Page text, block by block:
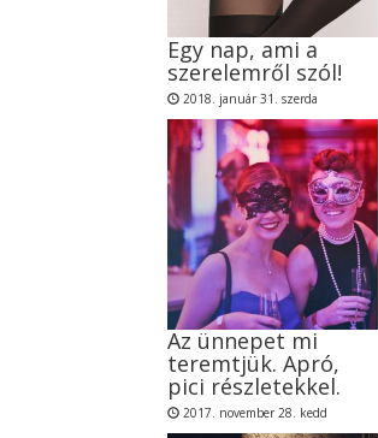
Egy nap, ami a
szerelemről szól!
2018. január 31. szerda
Az ünnepet mi
teremtjük. Apró,
pici részletekkel.
2017. november 28. kedd